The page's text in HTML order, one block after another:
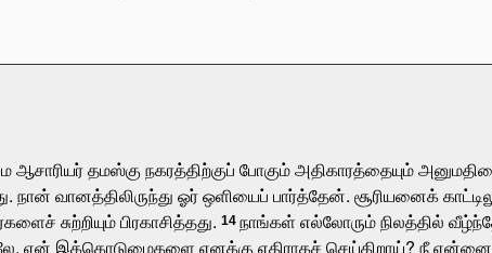
ஆசாரியர் தமஸ்கு நகரத்திற்குப் போகும் அதிகாரத்தையும்
நான் வானத்திலிருந்து ஓர் ஒளியைப் பார்த்தேன். சூரியனைக்
சுற்றியும் பிரகாசித்தது. 14 நாங்கள் எல்லோரும் நிலத்தில்
ஏன் இக்கொடுமைகளை எனக்கு எதிராகச் செய்கிறாய்? நீ என்னை